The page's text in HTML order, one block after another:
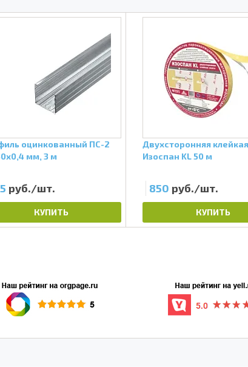
оцинкованный ПС-2
мм, 3 м
руб./шт.
КУПИТЬ
Двухсторонняя
Изоспан KL 50 м
850 руб./шт.
КУПИТЬ